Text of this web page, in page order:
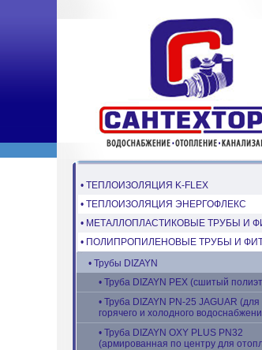
• ТЕПЛОИЗОЛЯЦИЯ K-FLEX
• ТЕПЛОИЗОЛЯЦИЯ ЭНЕРГОФЛЕКС
• МЕТАЛЛОПЛАСТИКОВЫЕ ТРУБЫ И
• ПОЛИПРОПИЛЕНОВЫЕ ТРУБЫ И
• Трубы DIZAYN
• Труба DIZAYN PEX (сшитый
• Труба DIZAYN PN-25 JAGUAR (для
горячего и холодного
• Труба DIZAYN OXY PLUS PN32
(армированная по центру для